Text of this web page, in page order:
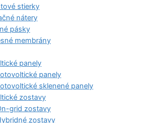
stierky
nátery
pásky
membrány
panely
panely
sklenené panely
zostavy
grid zostavy
zostavy